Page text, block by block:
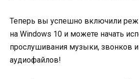
Теперь вы успешно включили
на Windows 10 и можете начать
прослушивания музыки, звонков и
аудиофайлов!